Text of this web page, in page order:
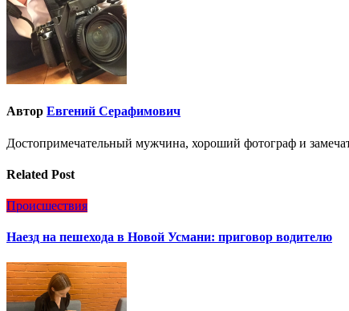
Автор Евгений Серафимович
Достопримечательный мужчина, хороший фотограф и
Related Post
Происшествия
Наезд на пешехода в Новой Усмани: приговор водителю